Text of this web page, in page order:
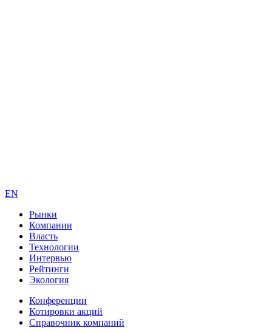
EN
Рынки
Компании
Власть
Технологии
Интервью
Рейтинги
Экология
Конференции
Котировки акций
Справочник компаний